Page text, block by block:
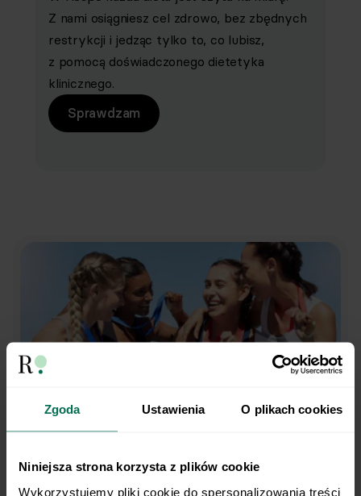
Zgoda Ustawienia O plikach cookies
Niniejsza strona korzysta z plików cookie
Wykorzystujemy pliki cookie do spersonalizowania treści
Z nami osiągniesz cel zdrowo, bez zbędnych
restrykcji i jedząc tylko to, co lubisz,
z pomocą doświadczonego dietetyka
klinicznego.
Sprawdzam
Trenujesz regularnie?